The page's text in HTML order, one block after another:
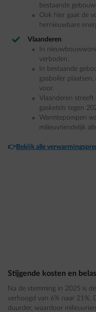
bestaande
Ook hier gaat de
hernieuwbare
Vlaanderen
In
verboden.
In bestaande
gasboiler
voor.
Vlaanderen
gasketels tegen
Warmtepompen
milieuvriendelijk
👉Bekijk alle
Stijgende kosten en
Na de stemming in 2025 is
verhoogd van 6% naar 21%.
duurder, waardoor